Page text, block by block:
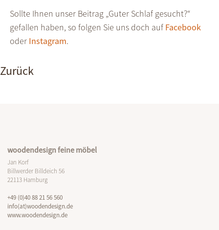
Sollte Ihnen unser Beitrag „Guter Schlaf gesucht?“
gefallen haben, so folgen Sie uns doch auf Facebook
oder Instagram.
Zurück
woodendesign feine möbel
Jan Korf
Billwerder Billdeich 56
22113 Hamburg
+49 (0)40 88 21 56 560
info(at)woodendesign.de
www.woodendesign.de